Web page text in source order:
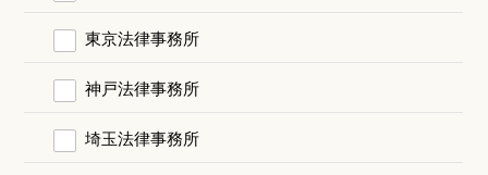
東京法律事務所
神戸法律事務所
埼玉法律事務所